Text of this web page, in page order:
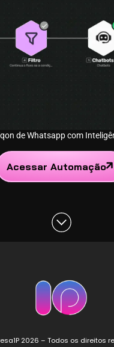
de Whatsapp com
Acessar Automação
2026 – Todos os direitos